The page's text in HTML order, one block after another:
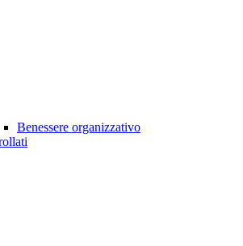
Benessere organizzativo